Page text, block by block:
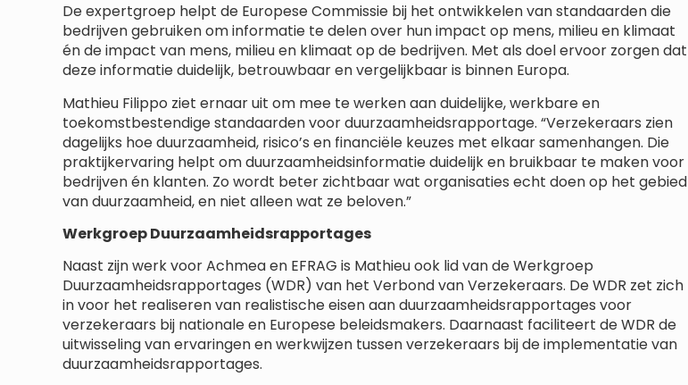
De expertgroep helpt de Europese Commissie bij het ontwikkelen van standaarden die
bedrijven gebruiken om informatie te delen over hun impact op mens, milieu en klimaat
én de impact van mens, milieu en klimaat op de bedrijven. Met als doel ervoor zorgen dat
deze informatie duidelijk, betrouwbaar en vergelijkbaar is binnen Europa.
Mathieu Filippo ziet ernaar uit om mee te werken aan duidelijke, werkbare en
toekomstbestendige standaarden voor duurzaamheidsrapportage. “Verzekeraars zien
dagelijks hoe duurzaamheid, risico’s en financiële keuzes met elkaar samenhangen. Die
praktijkervaring helpt om duurzaamheidsinformatie duidelijk en bruikbaar te maken voor
bedrijven én klanten. Zo wordt beter zichtbaar wat organisaties echt doen op het gebied
van duurzaamheid, en niet alleen wat ze beloven.”
Werkgroep Duurzaamheidsrapportages
Naast zijn werk voor Achmea en EFRAG is Mathieu ook lid van de Werkgroep
Duurzaamheidsrapportages (WDR) van het Verbond van Verzekeraars. De WDR zet zich
in voor het realiseren van realistische eisen aan duurzaamheidsrapportages voor
verzekeraars bij nationale en Europese beleidsmakers. Daarnaast faciliteert de WDR de
uitwisseling van ervaringen en werkwijzen tussen verzekeraars bij de implementatie van
duurzaamheidsrapportages.